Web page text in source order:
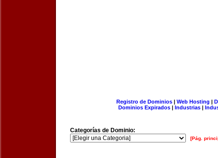
Registro de Dominios| Web Hosting |
Dominios Expirados | Industrias |
Categorías de Dominio:
[Pág.